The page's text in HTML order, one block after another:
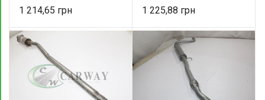
1 214,65 1 225,88